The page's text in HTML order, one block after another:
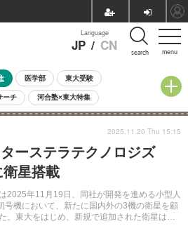
menu
Language
JP / CN search
医学部 東大受験
ーチ 河合塾×東大特集
中学受験 小学校受験
立高校 過去問 人気記事
自由研究教材（中学生向け）
ーステラテクノロジズ
衛星搭載
2025年11月19日、同社が開発を進める小型人
号機において、新たに国内外の3機の衛星を顧
。東大をはじめ、新規で追加された衛星は、
2025.11.20 Thu 15:15